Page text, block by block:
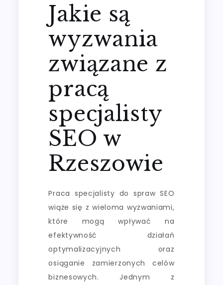
Jakie są
wyzwania
związane z
pracą
specjalisty
SEO w
Rzeszowie
Praca specjalisty do spraw SEO
wiąże się z wieloma wyzwaniami,
które mogą wpływać na
efektywność działań
optymalizacyjnych oraz
osiąganie zamierzonych celów
biznesowych. Jednym z